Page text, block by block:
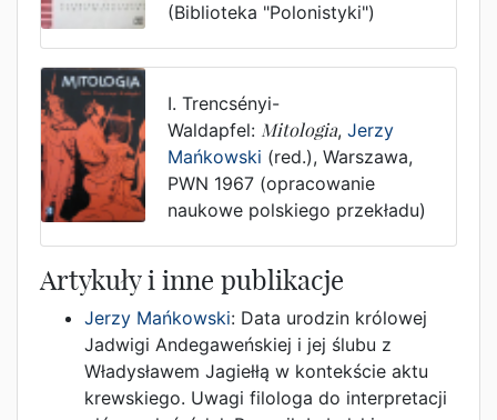
(Biblioteka "Polonistyki")
I. Trencsényi-
Waldapfel: Mitologia, Jerzy
Mańkowski (red.), Warszawa,
PWN 1967 (opracowanie
naukowe polskiego przekładu)
Artykuły i inne publikacje
Jerzy Mańkowski: Data urodzin królowej
Jadwigi Andegaweńskiej i jej ślubu z
Władysławem Jagiełłą w kontekście aktu
krewskiego. Uwagi filologa do interpretacji